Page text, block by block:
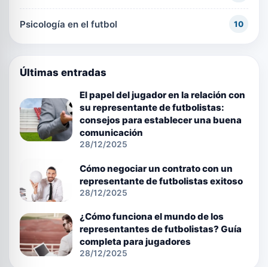
Psicología en el futbol 10
Últimas entradas
El papel del jugador en la relación con
su representante de futbolistas:
consejos para establecer una buena
comunicación
28/12/2025
Cómo negociar un contrato con un
representante de futbolistas exitoso
28/12/2025
¿Cómo funciona el mundo de los
representantes de futbolistas? Guía
completa para jugadores
28/12/2025